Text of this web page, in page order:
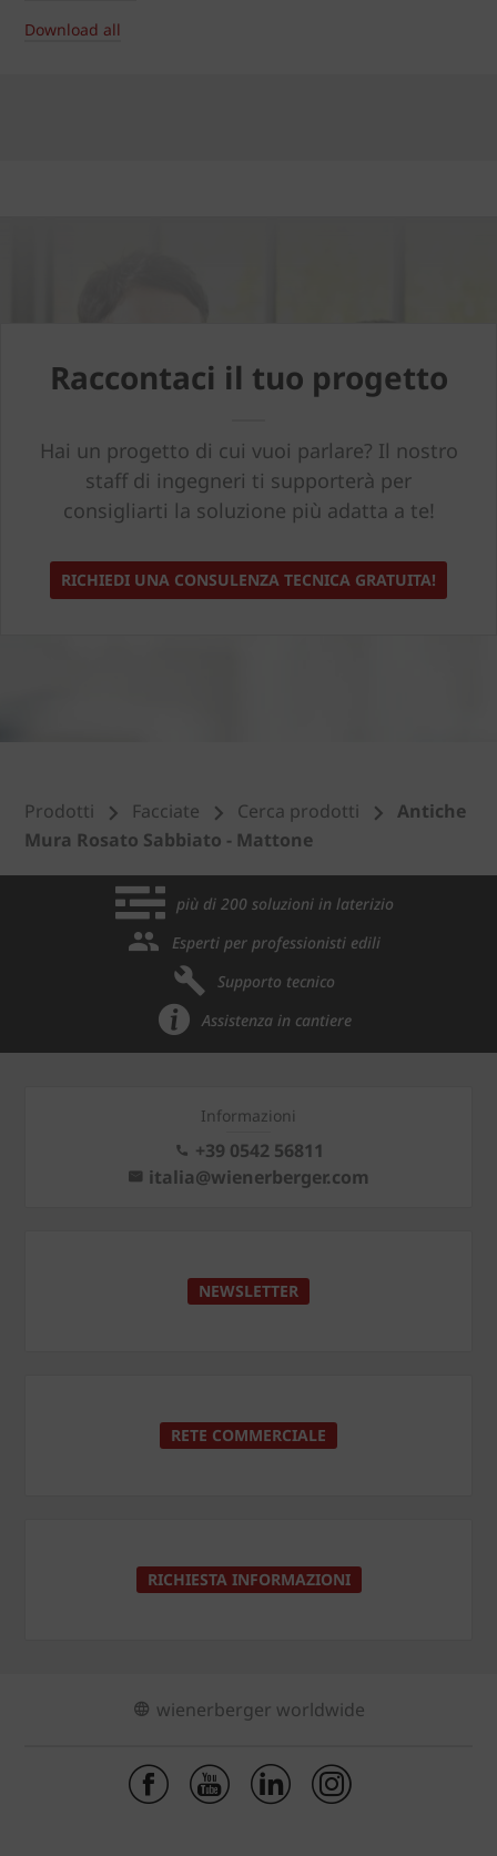
Download all
Raccontaci il tuo progetto
Hai un progetto di cui vuoi parlare? Il nostro
staff di ingegneri ti supporterà per
consigliarti la soluzione più adatta a te!
RICHIEDI UNA CONSULENZA TECNICA GRATUITA!
Prodotti Facciate Cerca prodotti
Antiche
Mura Rosato Sabbiato - Mattone
più di 200 soluzioni in laterizio
Esperti per professionisti edili
Supporto tecnico
Assistenza in cantiere
Informazioni
+39 0542 56811
italia@wienerberger.com
NEWSLETTER
RETE COMMERCIALE
RICHIESTA INFORMAZIONI
wienerberger worldwide